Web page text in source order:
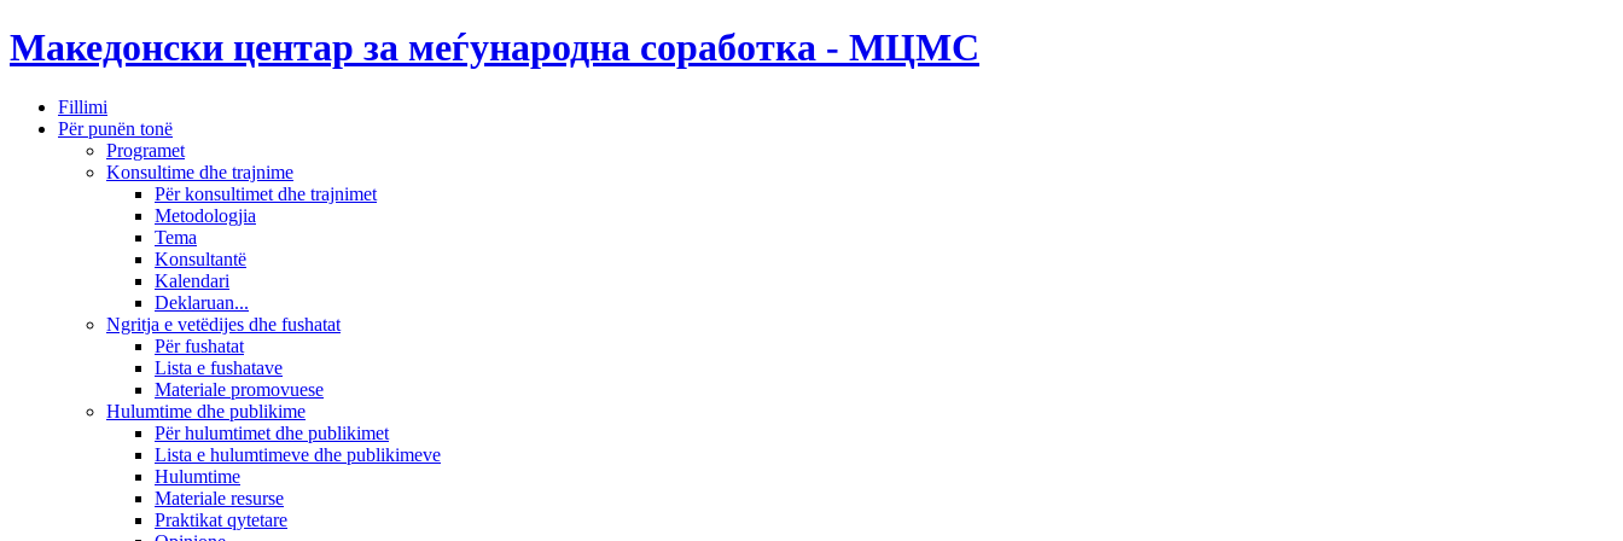
Македонски центар за меѓународна соработка - МЦМС
Fillimi
Për punën tonë
Programet
Konsultime dhe trajnime
Për konsultimet dhe trajnimet
Metodologjia
Tema
Konsultantë
Kalendari
Deklaruan...
Ngritja e vetëdijes dhe fushatat
Për fushatat
Lista e fushatave
Materiale promovuese
Hulumtime dhe publikime
Për hulumtimet dhe publikimet
Lista e hulumtimeve dhe publikimeve
Hulumtime
Materiale resurse
Praktikat qytetare